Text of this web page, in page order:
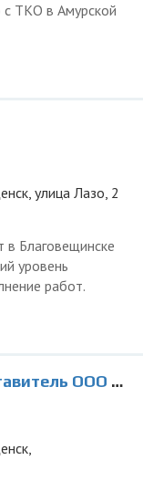
ТКО в Амурской
улица Лазо, 2
Благовещинске
уровень
работ.
Компания